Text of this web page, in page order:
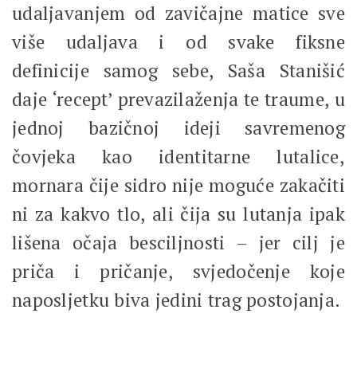
udaljavanjem od zavičajne matice sve
više udaljava i od svake fiksne
definicije samog sebe, Saša Stanišić
daje ‘recept’ prevazilaženja te traume, u
jednoj bazičnoj ideji savremenog
čovjeka kao identitarne lutalice,
mornara čije sidro nije moguće zakačiti
ni za kakvo tlo, ali čija su lutanja ipak
lišena očaja besciljnosti – jer cilj je
priča i pričanje, svjedočenje koje
naposljetku biva jedini trag postojanja.